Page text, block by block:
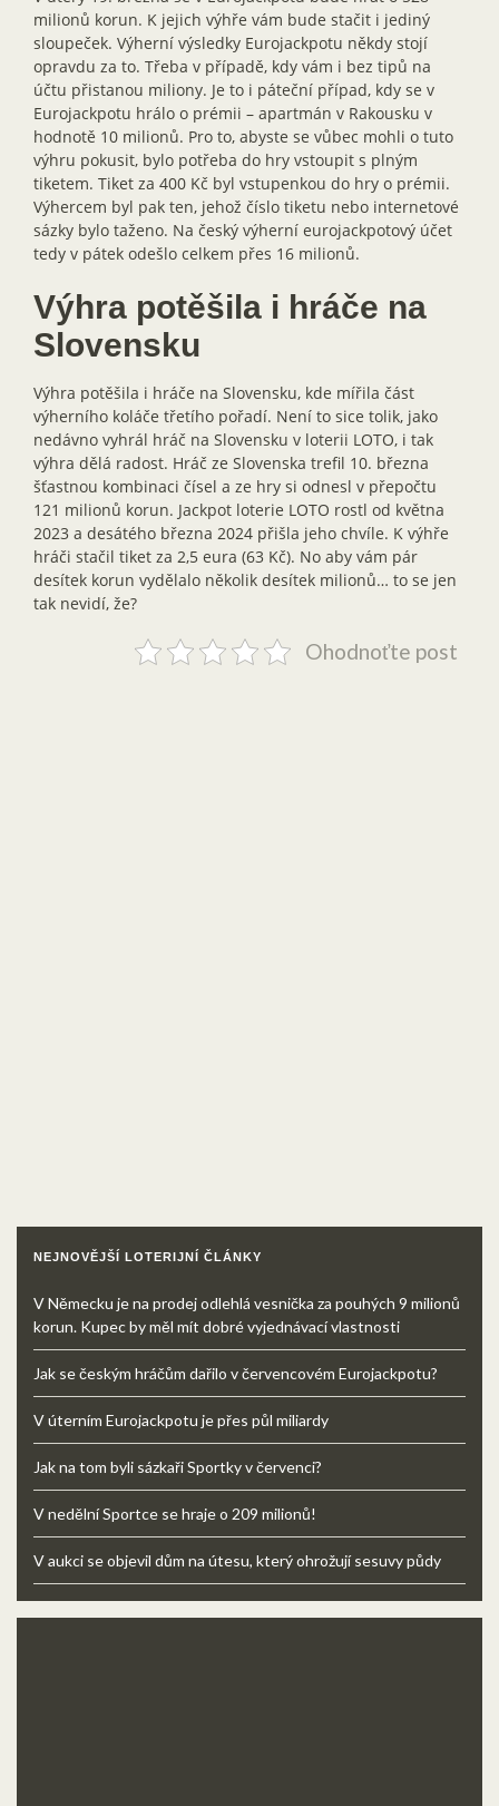
milionů korun. K jejich výhře vám bude stačit i jediný
sloupeček. Výherní výsledky Eurojackpotu někdy stojí
opravdu za to. Třeba v případě, kdy vám i bez tipů na
účtu přistanou miliony. Je to i páteční případ, kdy se v
Eurojackpotu hrálo o prémii – apartmán v Rakousku v
hodnotě 10 milionů. Pro to, abyste se vůbec mohli o tuto
výhru pokusit, bylo potřeba do hry vstoupit s plným
tiketem. Tiket za 400 Kč byl vstupenkou do hry o prémii.
Výhercem byl pak ten, jehož číslo tiketu nebo internetové
sázky bylo taženo. Na český výherní eurojackpotový účet
tedy v pátek odešlo celkem přes 16 milionů.
Výhra potěšila i hráče na
Slovensku
Výhra potěšila i hráče na Slovensku, kde mířila část
výherního koláče třetího pořadí. Není to sice tolik, jako
nedávno vyhrál hráč na Slovensku v loterii LOTO, i tak
výhra dělá radost. Hráč ze Slovenska trefil 10. března
šťastnou kombinaci čísel a ze hry si odnesl v přepočtu
121 milionů korun. Jackpot loterie LOTO rostl od května
2023 a desátého března 2024 přišla jeho chvíle. K výhře
hráči stačil tiket za 2,5 eura (63 Kč). No aby vám pár
desítek korun vydělalo několik desítek milionů… to se jen
tak nevidí, že?
Ohodnoťte post
NEJNOVĚJŠÍ LOTERIJNÍ ČLÁNKY
V Německu je na prodej odlehlá vesnička za pouhých 9 milionů
korun. Kupec by měl mít dobré vyjednávací vlastnosti
Jak se českým hráčům dařilo v červencovém Eurojackpotu?
V úterním Eurojackpotu je přes půl miliardy
Jak na tom byli sázkaři Sportky v červenci?
V nedělní Sportce se hraje o 209 milionů!
V aukci se objevil dům na útesu, který ohrožují sesuvy půdy